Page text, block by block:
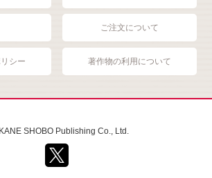
ご注文について
シー 著作物の利用について
SHOBO Publishing Co., Ltd.